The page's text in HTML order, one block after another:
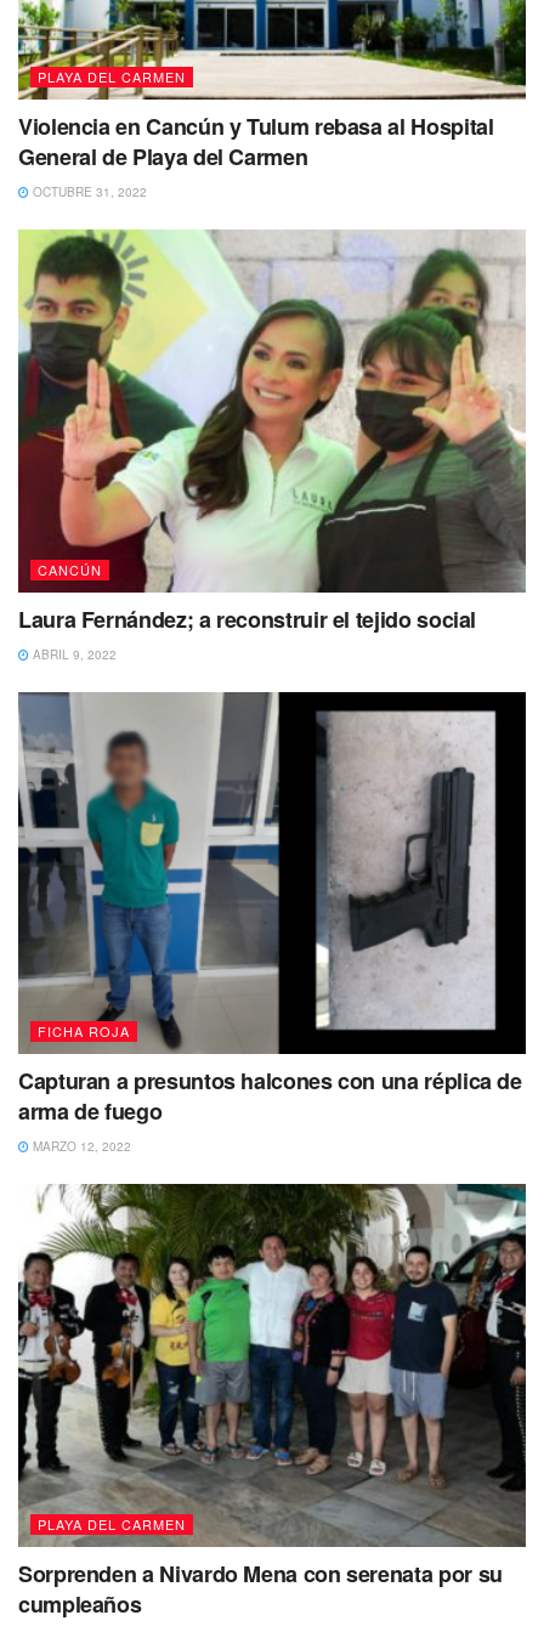
angular dePEMEXpara aclarar actos de corrupción.
Tags: Directores Emilio Lozoya
PLAYA DEL CARMEN
Violencia en Cancún y Tulum rebasa al Hospital
General de Playa del Carmen
OCTUBRE 31, 2022
CANCÚN
Laura Fernández; a reconstruir el tejido social
ABRIL 9, 2022
FICHA ROJA
Capturan a presuntos halcones con una réplica de
arma de fuego
MARZO 12, 2022
PLAYA DEL CARMEN
Sorprenden a Nivardo Mena con serenata por su
cumpleaños